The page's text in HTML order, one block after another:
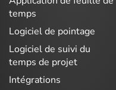
temps
Logiciel de pointage
Logiciel de suivi du
temps de projet
Intégrations